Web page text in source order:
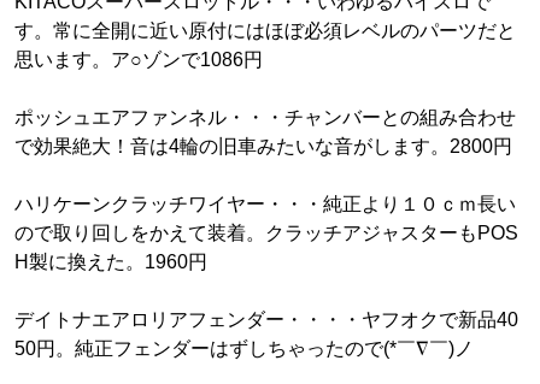
す。常に全開に近い原付にはほぼ必須レベルのパーツだと
思います。ア○ゾンで1086円
ポッシュエアファンネル・・・チャンバーとの組み合わせ
で効果絶大！音は4輪の旧車みたいな音がします。2800円
ハリケーンクラッチワイヤー・・・純正より１０ｃｍ長い
ので取り回しをかえて装着。クラッチアジャスターもPOS
H製に換えた。1960円
デイトナエアロリアフェンダー・・・・ヤフオクで新品40
50円。純正フェンダーはずしちゃったので(*￣∇￣)ノ